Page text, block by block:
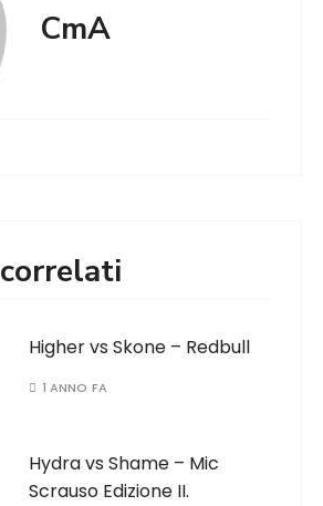
CmA
Higher vs Skone – Redbull
1 ANNO FA
Hydra vs Shame – Mic
Scrauso Edizione II.